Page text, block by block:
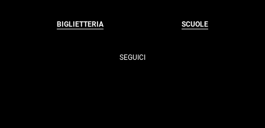
BIGLIETTERIA SCUOLE
SEGUICI